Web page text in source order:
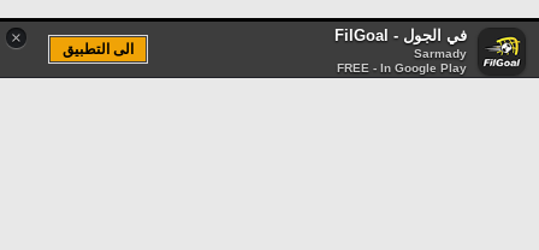
× في الجول - FilGoal
Sarmady
FREE - In Google Play
الى التطبيق